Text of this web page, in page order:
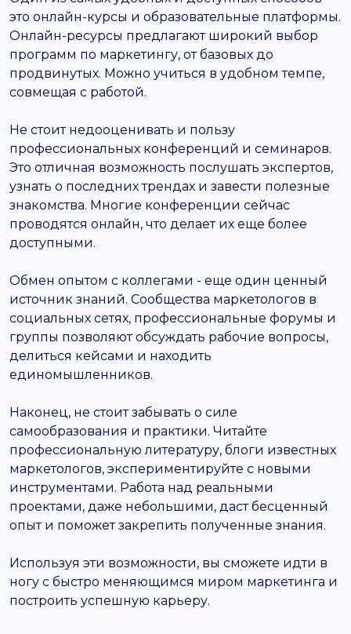
это онлайн-курсы и образовательные платформы.
Онлайн-ресурсы предлагают широкий выбор
программ по маркетингу, от базовых до
продвинутых. Можно учиться в удобном темпе,
совмещая с работой.
Не стоит недооценивать и пользу
профессиональных конференций и семинаров.
Это отличная возможность послушать экспертов,
узнать о последних трендах и завести полезные
знакомства. Многие конференции сейчас
проводятся онлайн, что делает их еще более
доступными.
Обмен опытом с коллегами - еще один ценный
источник знаний. Сообщества маркетологов в
социальных сетях, профессиональные форумы и
группы позволяют обсуждать рабочие вопросы,
делиться кейсами и находить
единомышленников.
Наконец, не стоит забывать о силе
самообразования и практики. Читайте
профессиональную литературу, блоги известных
маркетологов, экспериментируйте с новыми
инструментами. Работа над реальными
проектами, даже небольшими, даст бесценный
опыт и поможет закрепить полученные знания.
Используя эти возможности, вы сможете идти в
ногу с быстро меняющимся миром маркетинга и
построить успешную карьеру.